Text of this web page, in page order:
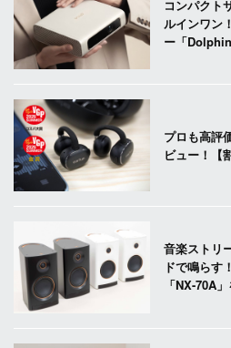
コンパクト
ルインワン
ー「
プロも高評
ビュー！【
音楽ストリ
ドで鳴らす
「NX-70A